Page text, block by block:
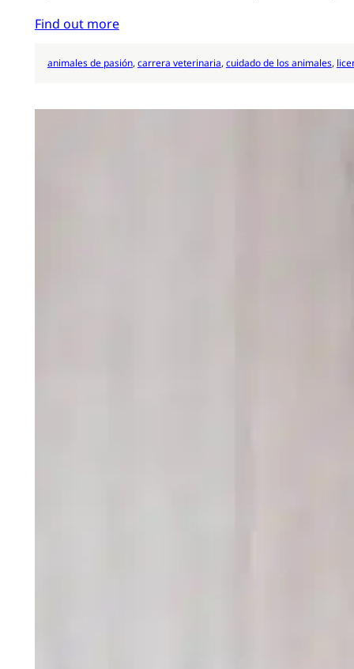
Find out more
animales de pasión, carrera veterinaria, cuidado de los animales,